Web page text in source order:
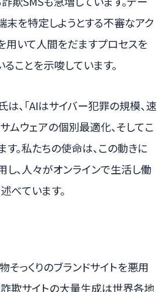
を特定しようとする不審なアク
用いて人間をだますプロセスを
ことを示唆しています。
は、「AIはサイバー犯罪の規模、速
ムウェアの個別最適化、そしてこ
。私たちの使命は、この動きに
、人々がオンラインで生活し働
べています。
っくりのブランドサイトを悪用
詐欺サイトの大量生成は世界各地